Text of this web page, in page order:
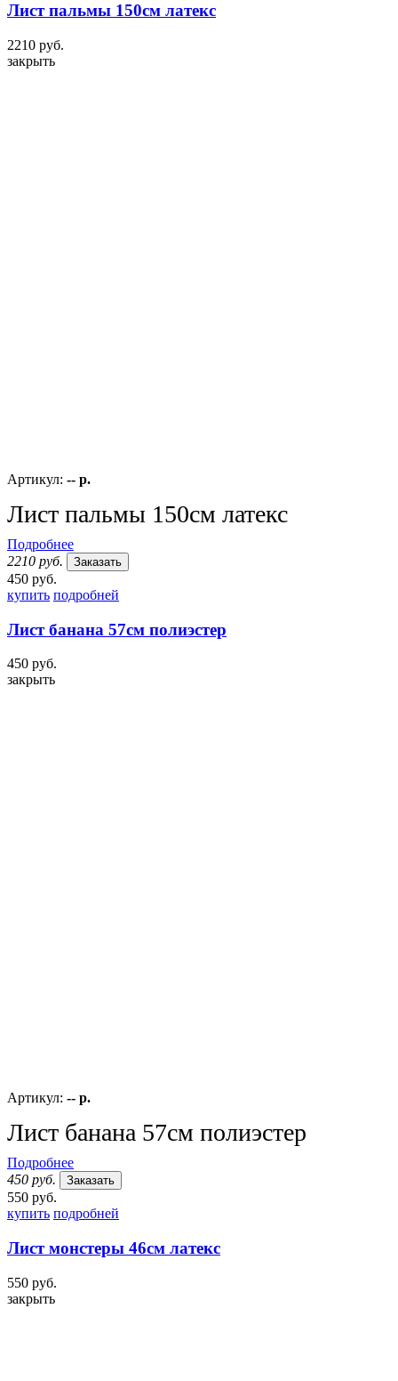
Лист пальмы 150см латекс
2210 руб.
закрыть
Артикул: -- р.
Лист пальмы 150см латекс
Подробнее
2210 руб.
Заказать
450 руб.
купить подробней
Лист банана 57см полиэстер
450 руб.
закрыть
Артикул: -- р.
Лист банана 57см полиэстер
Подробнее
450 руб.
Заказать
550 руб.
купить подробней
Лист монстеры 46см латекс
550 руб.
закрыть